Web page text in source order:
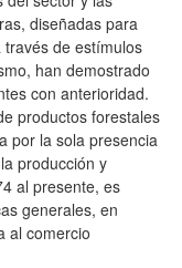
diseñadas para
de estímulos
han demostrado
con anterioridad.
productos forestales
por la sola presencia
producción y
al presente, es
generales, en
al comercio